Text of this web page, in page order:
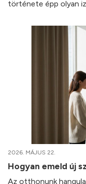
története épp olyan
2026. MÁJUS 22.
Hogyan emeld új
Az otthonunk